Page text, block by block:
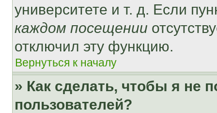
университете и т. д. Если
каждом посещении
отключил эту функцию.
Вернуться к началу
» Как сделать, чтобы я не
пользователей?